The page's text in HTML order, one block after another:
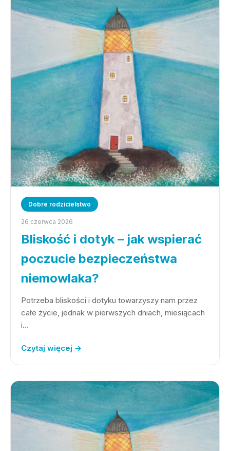
Dobre rodzicielstwo
26 czerwca 2026
Bliskość i dotyk – jak wspierać
poczucie bezpieczeństwa
niemowlaka?
Potrzeba bliskości i dotyku towarzyszy nam przez
całe życie, jednak w pierwszych dniach, miesiącach
i…
Czytaj więcej →